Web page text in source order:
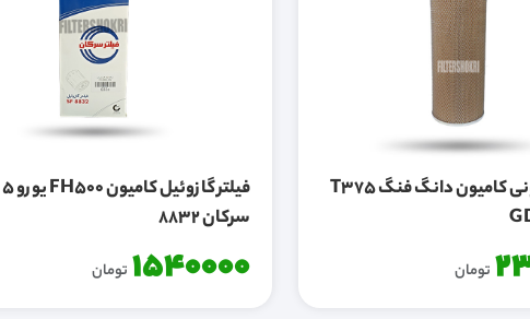
فیلتر هوا درونی کامیون دانگ فنگ T375
تومان
فیلتر گازوئیل کامیون FH500 یورو 5
سرکان 8832
1540000 تومان